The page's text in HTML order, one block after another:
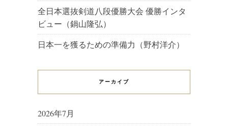
全日本選抜剣道八段優勝大会 優勝インタ
ビュー（鍋山隆弘）
日本一を獲るための準備力（野村洋介）
アーカイブ
2026年7月